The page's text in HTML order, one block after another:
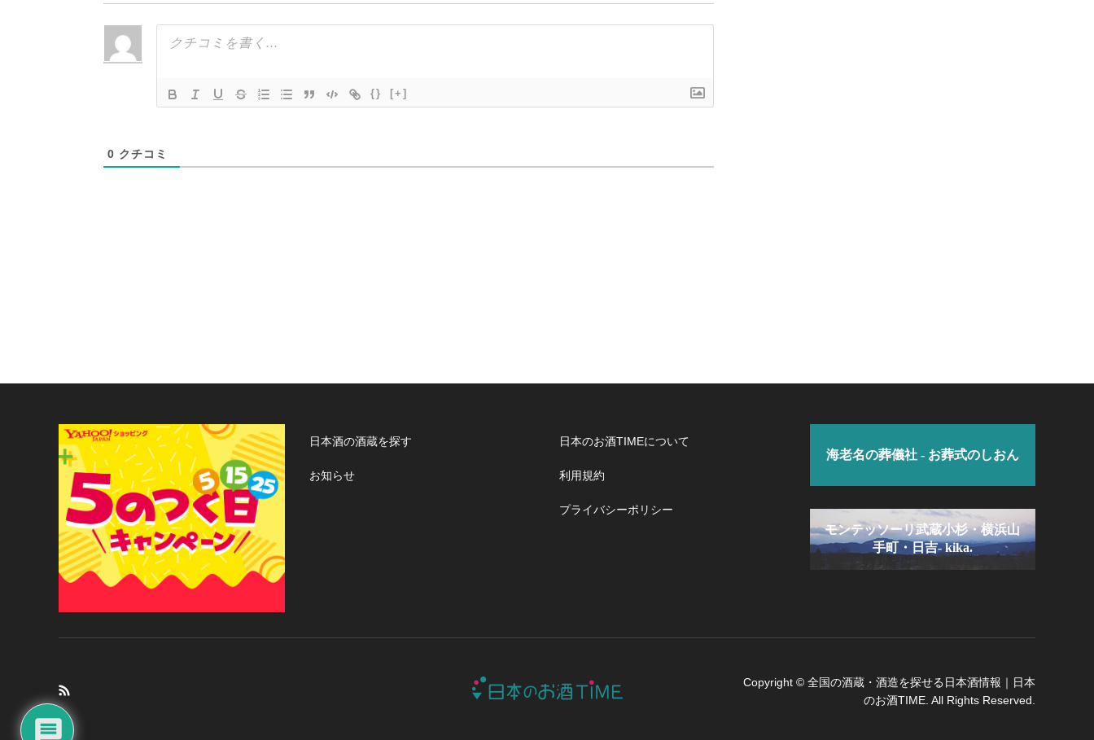
{} [+]
0 クチコミ
日本酒の酒蔵を探す
お知らせ
日本のお酒TIMEについて
利用規約
プライバシーポリシー
海老名の葬儀社 - お葬式のしおん
モンテッソーリ武蔵小杉・横浜山
手町・日吉- kika.
Copyright © 全国の酒蔵・酒造を探せる日本酒情報｜日本
のお酒TIME. All Rights Reserved.